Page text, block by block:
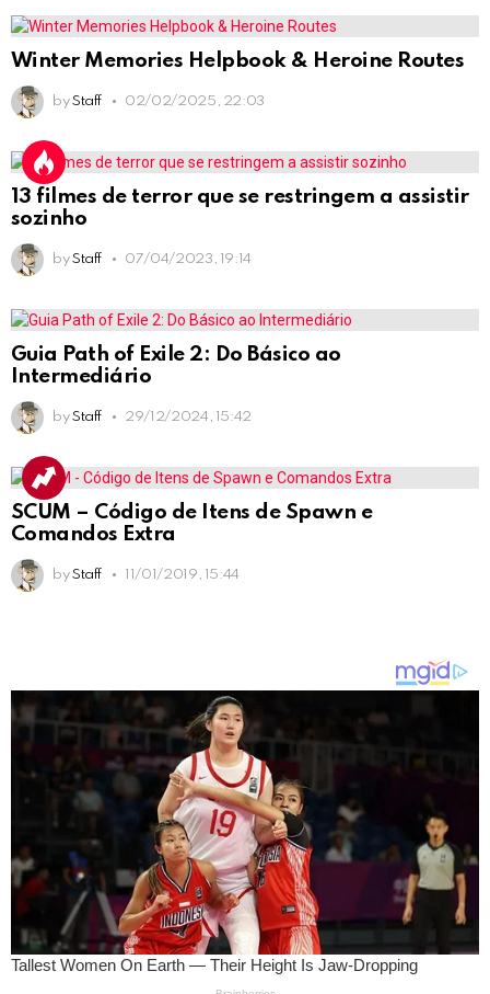
Winter Memories Helpbook & Heroine Routes
by Staff 02/02/2025, 22:03
13 filmes de terror que se restringem a assistir
sozinho
by Staff 07/04/2023, 19:14
Guia Path of Exile 2: Do Básico ao
Intermediário
by Staff 29/12/2024, 15:42
SCUM – Código de Itens de Spawn e
Comandos Extra
by Staff 11/01/2019, 15:44